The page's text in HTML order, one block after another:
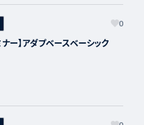
0
ナー】アダプベースベーシック